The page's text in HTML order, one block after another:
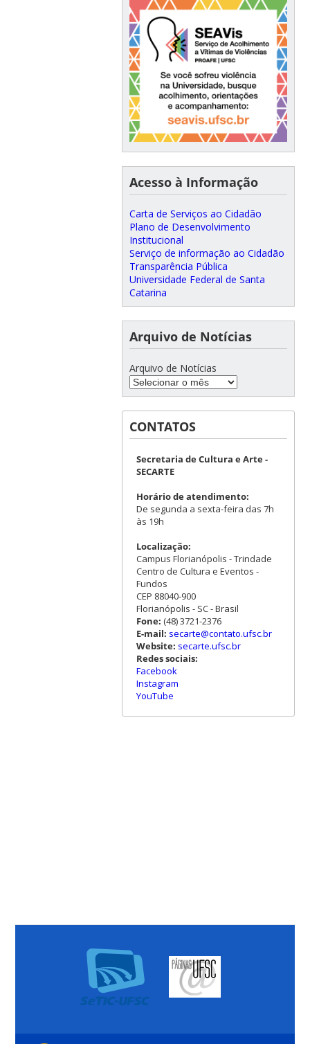
Acesso à Informação
Carta de Serviços ao Cidadão
Plano de Desenvolvimento
Institucional
Serviço de informação ao Cidadão
Transparência Pública
Universidade Federal de Santa
Catarina
Arquivo de Notícias
Arquivo de Notícias
CONTATOS
Secretaria de Cultura e Arte -
SECARTE
Horário de atendimento:
De segunda a sexta-feira das 7h
às 19h
Localização:
Campus Florianópolis - Trindade
Centro de Cultura e Eventos -
Fundos
CEP 88040-900
Florianópolis - SC - Brasil
Fone: (48) 3721-2376
E-mail: secarte@contato.ufsc.br
Website: secarte.ufsc.br
Redes sociais:
Facebook
Instagram
YouTube